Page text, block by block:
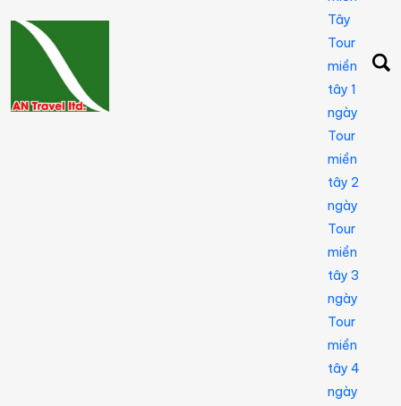
Tây
Tour
miền
tây 1
ngày
Tour
miền
tây 2
ngày
Tour
miền
tây 3
ngày
Tour
miền
tây 4
ngày